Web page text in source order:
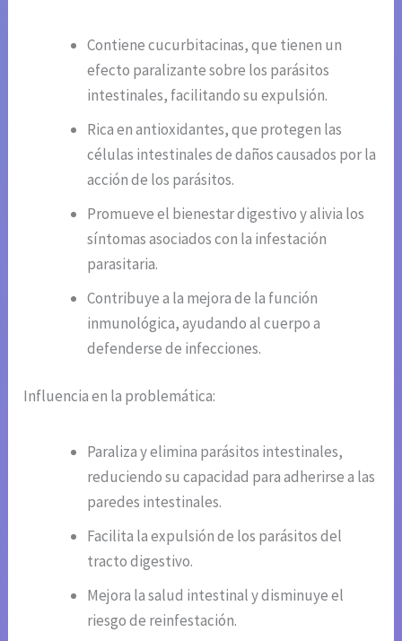
Contiene cucurbitacinas, que tienen un
efecto paralizante sobre los parásitos
intestinales, facilitando su expulsión.
Rica en antioxidantes, que protegen las
células intestinales de daños causados por la
acción de los parásitos.
Promueve el bienestar digestivo y alivia los
síntomas asociados con la infestación
parasitaria.
Contribuye a la mejora de la función
inmunológica, ayudando al cuerpo a
defenderse de infecciones.
Influencia en la problemática:
Paraliza y elimina parásitos intestinales,
reduciendo su capacidad para adherirse a las
paredes intestinales.
Facilita la expulsión de los parásitos del
tracto digestivo.
Mejora la salud intestinal y disminuye el
riesgo de reinfestación.